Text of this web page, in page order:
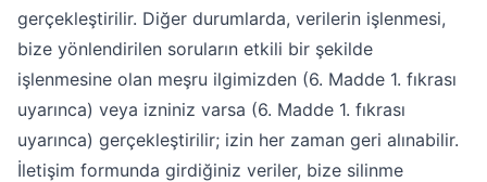
gerçekleştirilir. Diğer durumlarda, verilerin işlenmesi,
bize yönlendirilen soruların etkili bir şekilde
işlenmesine olan meşru ilgimizden (6. Madde 1. fıkrası
uyarınca) veya izniniz varsa (6. Madde 1. fıkrası
uyarınca) gerçekleştirilir; izin her zaman geri alınabilir.
İletişim formunda girdiğiniz veriler, bize silinme